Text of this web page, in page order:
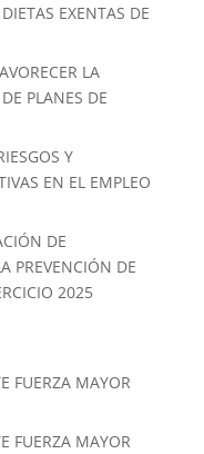
EXENTAS DE
LA
PLANES DE
Y
EN EL EMPLEO
DE
PREVENCIÓN DE
2025
FUERZA MAYOR
FUERZA MAYOR